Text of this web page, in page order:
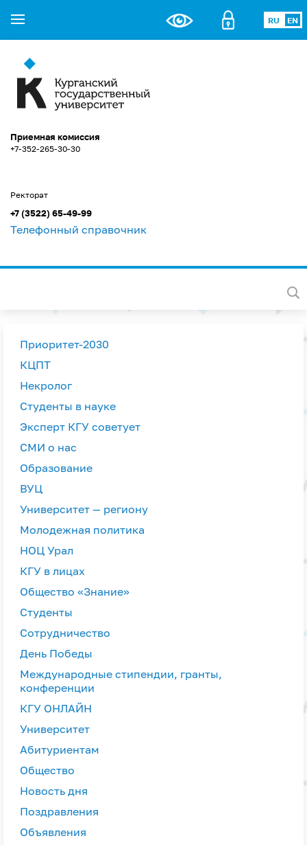
RU EN
Приемная комиссия
+7-352-265-30-30
Ректорат
+7 (3522) 65-49-99
Телефонный справочник
Приоритет-2030
КЦПТ
Некролог
Студенты в науке
Эксперт КГУ советует
СМИ о нас
Образование
ВУЦ
Университет — региону
Молодежная политика
НОЦ Урал
КГУ в лицах
Общество «Знание»
Студенты
Сотрудничество
День Победы
Международные стипендии, гранты,
конференции
КГУ ОНЛАЙН
Университет
Абитуриентам
Общество
Новость дня
Поздравления
Объявления